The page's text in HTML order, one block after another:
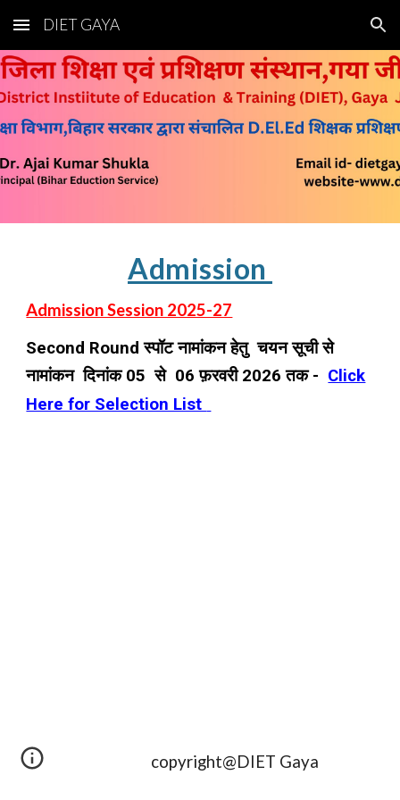
Skip to main content Skip to navigation
DIET GAYA
Admission
Admission Session 2025-27
Second Round स्पॉट नामांकन हेतु चयन सूची से
नामांकन दिनांक 05 से 06 फ़रवरी 2026 तक - Click
Here for Selection List
copyright@DIET Gaya